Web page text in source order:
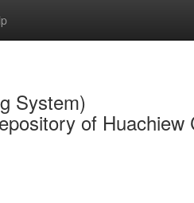
System)
of